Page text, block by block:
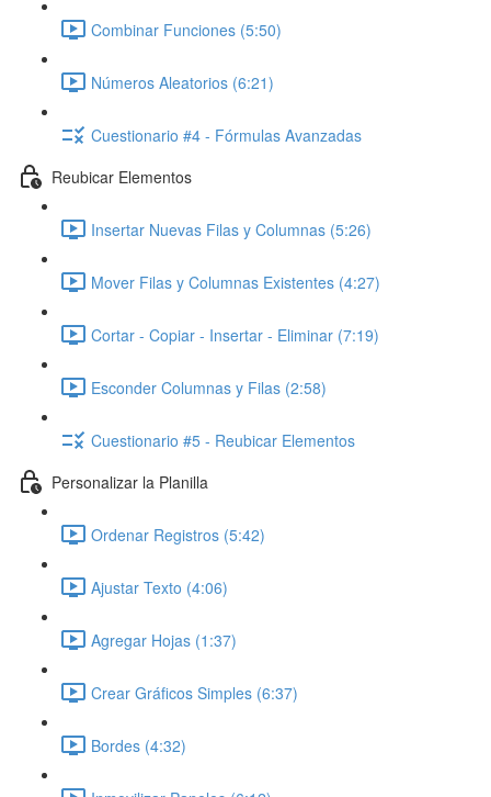
Combinar Funciones (5:50)
Números Aleatorios (6:21)
Cuestionario #4 - Fórmulas Avanzadas
Reubicar Elementos
Insertar Nuevas Filas y Columnas (5:26)
Mover Filas y Columnas Existentes (4:27)
Cortar - Copiar - Insertar - Eliminar (7:19)
Esconder Columnas y Filas (2:58)
Cuestionario #5 - Reubicar Elementos
Personalizar la Planilla
Ordenar Registros (5:42)
Ajustar Texto (4:06)
Agregar Hojas (1:37)
Crear Gráficos Simples (6:37)
Bordes (4:32)